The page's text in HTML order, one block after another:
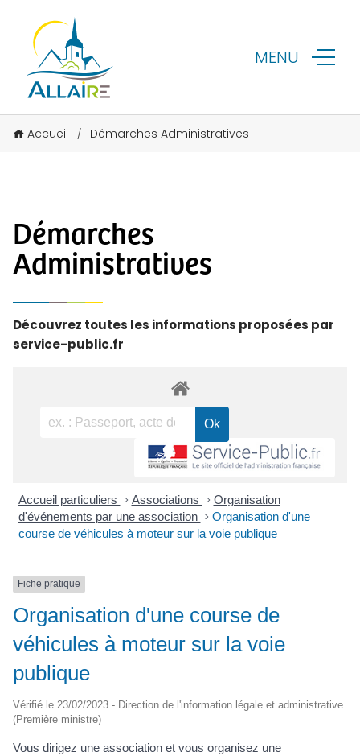
MENU
Accueil / Démarches Administratives
Démarches
Administratives
Découvrez toutes les informations proposées par
service-public.fr
Accueil particuliers > Associations > Organisation
d'événements par une association > Organisation d'une
course de véhicules à moteur sur la voie publique
Fiche pratique
Organisation d'une course de
véhicules à moteur sur la voie
publique
Vérifié le 23/02/2023 - Direction de l'information légale et administrative
(Première ministre)
Vous dirigez une association et vous organisez une